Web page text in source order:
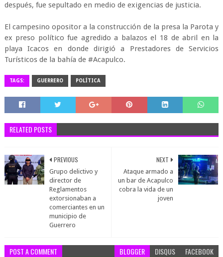
después, fue sepultado en medio de exigencias de justicia.
El campesino opositor a la construcción de la presa la Parota y
ex preso político fue agredido a balazos el 18 de abril en la
playa Icacos en donde dirigió a Prestadores de Servicios
Turísticos de la bahía de #Acapulco.
TAGS: GUERRERO POLÍTICA
RELATED POSTS
NEXT
Ataque armado a
un bar de Acapulco
cobra la vida de un
joven
PREVIOUS
Grupo delictivo y
director de
Reglamentos
extorsionaban a
comerciantes en un
municipio de
Guerrero
POST A COMMENT BLOGGER DISQUS FACEBOOK